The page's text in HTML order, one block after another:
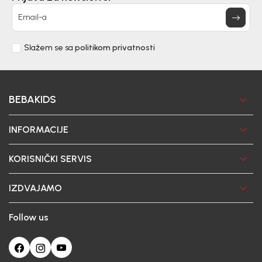
Email-a
Slažem se sa politikom privatnosti
BEBAKIDS
INFORMACIJE
KORISNIČKI SERVIS
IZDVAJAMO
Follow us